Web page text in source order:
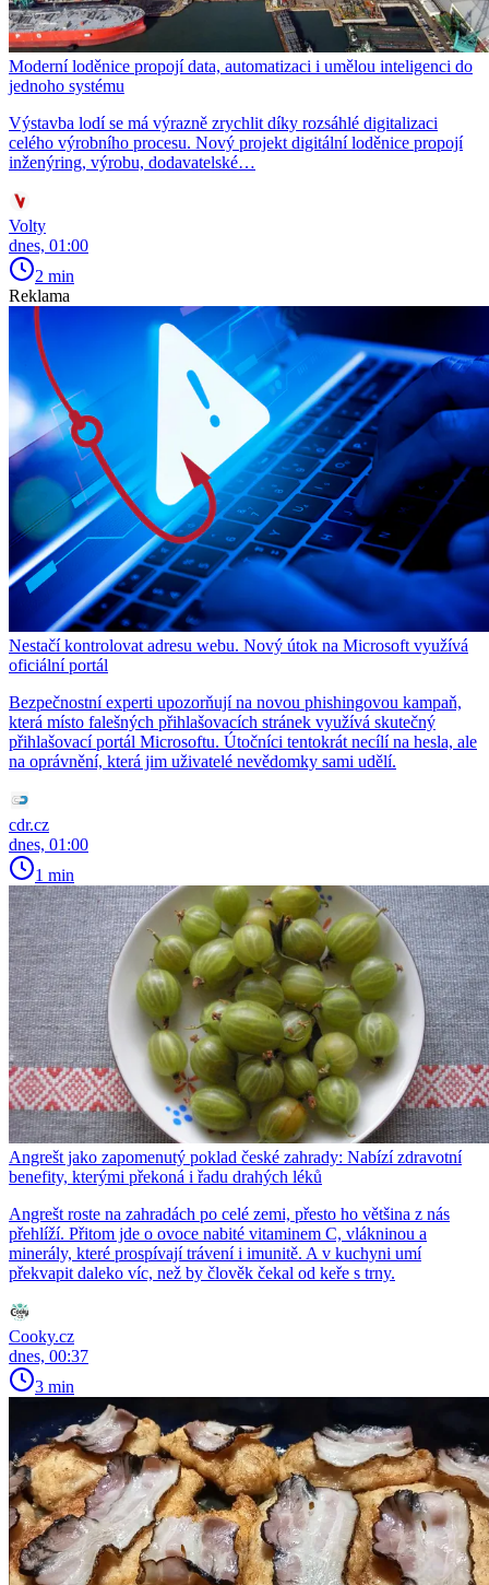
Moderní loděnice propojí data, automatizaci i umělou inteligenci do
jednoho systému
Výstavba lodí se má výrazně zrychlit díky rozsáhlé digitalizaci
celého výrobního procesu. Nový projekt digitální loděnice propojí
inženýring, výrobu, dodavatelské…
Volty
dnes, 01:00
2 min
Reklama
Nestačí kontrolovat adresu webu. Nový útok na Microsoft využívá
oficiální portál
Bezpečnostní experti upozorňují na novou phishingovou kampaň,
která místo falešných přihlašovacích stránek využívá skutečný
přihlašovací portál Microsoftu. Útočníci tentokrát necílí na hesla, ale
na oprávnění, která jim uživatelé nevědomky sami udělí.
cdr.cz
dnes, 01:00
1 min
Angrešt jako zapomenutý poklad české zahrady: Nabízí zdravotní
benefity, kterými překoná i řadu drahých léků
Angrešt roste na zahradách po celé zemi, přesto ho většina z nás
přehlíží. Přitom jde o ovoce nabité vitaminem C, vlákninou a
minerály, které prospívají trávení i imunitě. A v kuchyni umí
překvapit daleko víc, než by člověk čekal od keře s trny.
Cooky.cz
dnes, 00:37
3 min